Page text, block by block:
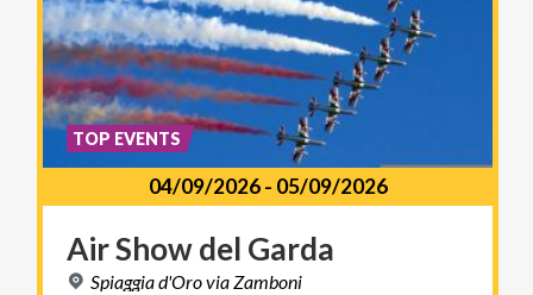
04/09/2026- 05/09/2026
AirShowdel Garda
Spiaggiad'OroviaZamboni
TOP EVENTS